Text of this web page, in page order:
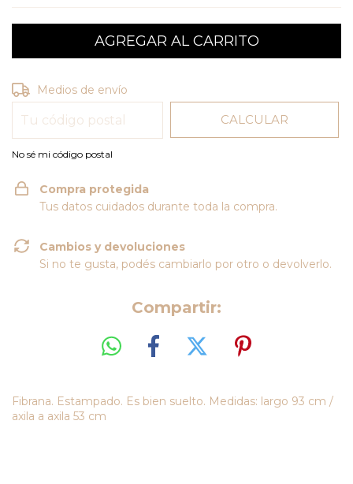
Entregas para el CP:
Medios de envío
CALCULAR
No sé mi código postal
Compra protegida
Tus datos cuidados durante toda la compra.
Cambios y devoluciones
Si no te gusta, podés cambiarlo por otro o devolverlo.
Compartir:
Fibrana. Estampado. Es bien suelto. Medidas: largo 93 cm /
axila a axila 53 cm